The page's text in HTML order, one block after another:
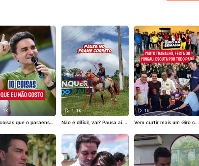
que o paraense
#foryou #pará #par
#trend
1.1K
Não é difícil, vai? Pausa aí n
1K
Vem curtir mais um Giro co
o